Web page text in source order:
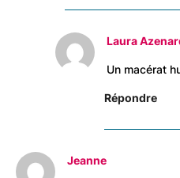
Laura
Un macérat
Répondre
Jeanne